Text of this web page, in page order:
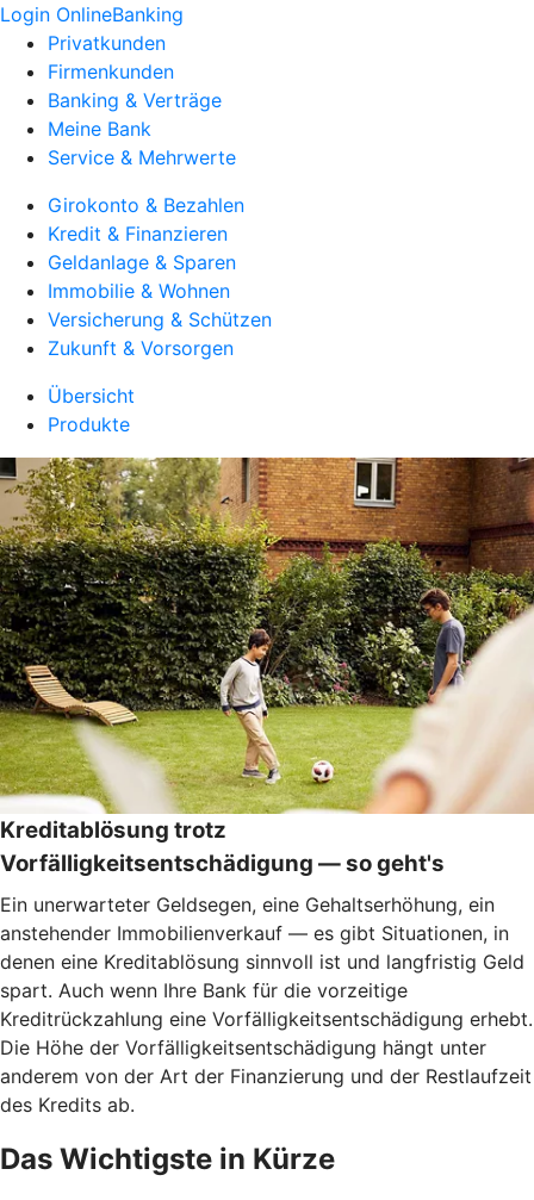
Login OnlineBanking
Privatkunden
Firmenkunden
Banking & Verträge
Meine Bank
Service & Mehrwerte
Girokonto & Bezahlen
Kredit & Finanzieren
Geldanlage & Sparen
Immobilie & Wohnen
Versicherung & Schützen
Zukunft & Vorsorgen
Übersicht
Produkte
Kreditablösung trotz
Vorfälligkeitsentschädigung — so geht's
Ein unerwarteter Geldsegen, eine Gehaltserhöhung, ein
anstehender Immobilienverkauf — es gibt Situationen, in
denen eine Kreditablösung sinnvoll ist und langfristig Geld
spart. Auch wenn Ihre Bank für die vorzeitige
Kreditrückzahlung eine Vorfälligkeitsentschädigung erhebt.
Die Höhe der Vorfälligkeitsentschädigung hängt unter
anderem von der Art der Finanzierung und der Restlaufzeit
des Kredits ab.
Das Wichtigste in Kürze